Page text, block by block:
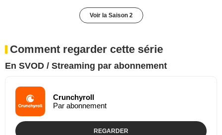
Voir la Saison 2
Comment regarder cette série
En SVOD / Streaming par abonnement
Crunchyroll
Par abonnement
REGARDER